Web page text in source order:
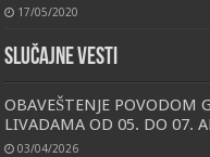
17/05/2020
Slučajne vesti
OBAVEŠTENJE POVODOM
LIVADAMA OD 05. DO 07.
03/04/2026